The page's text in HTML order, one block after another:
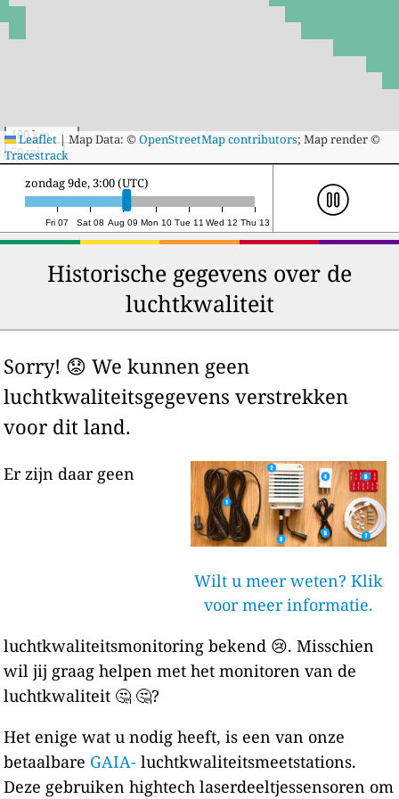
100 km
50 mi
Leaflet|Map Data: ©OpenStreetMap contributors; Map render ©
Tracestrack
Fri 07 Sat 08 Aug 09 Mon 10 Tue 11 Wed 12 Thu 13
zondag 9de, 21:00 (UTC)
Historische gegevens over de
luchtkwaliteit
Sorry! 😟 We kunnen geen
luchtkwaliteitsgegevens verstrekken
voor dit land.
Wilt u meer weten? Klik
voor meer informatie.
Er zijn daar geen
luchtkwaliteitsmonitoring bekend 😢. Misschien
wil jij graag helpen met het monitoren van de
luchtkwaliteit 🤔 🤔?
Het enige wat u nodig heeft, is een van onze
betaalbare GAIA- luchtkwaliteitsmeetstations.
Deze gebruiken hightech laserdeeltjessensoren om